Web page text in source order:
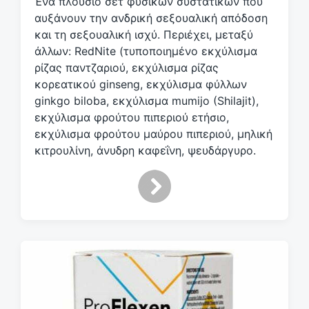
κ
έ
τ
α
αυξάνουν την ανδρική σεξουαλική απόδοση
και τη σεξουαλική ισχύ. Περιέχει, μεταξύ
άλλων: RedNite (τυποποιημένο εκχύλισμα
ρίζας παντζαριού, εκχύλισμα ρίζας
κορεατικού ginseng, εκχύλισμα φύλλων
ginkgo biloba, εκχύλισμα mumijo (Shilajit),
εκχύλισμα φρούτου πιπεριού ετήσιο,
εκχύλισμα φρούτου μαύρου πιπεριού, μηλική
κιτρουλίνη, άνυδρη καφεΐνη, ψευδάργυρο.